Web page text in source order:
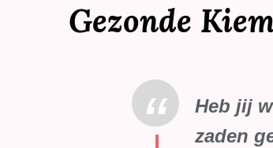
Gezonde
Heb jij
zaden